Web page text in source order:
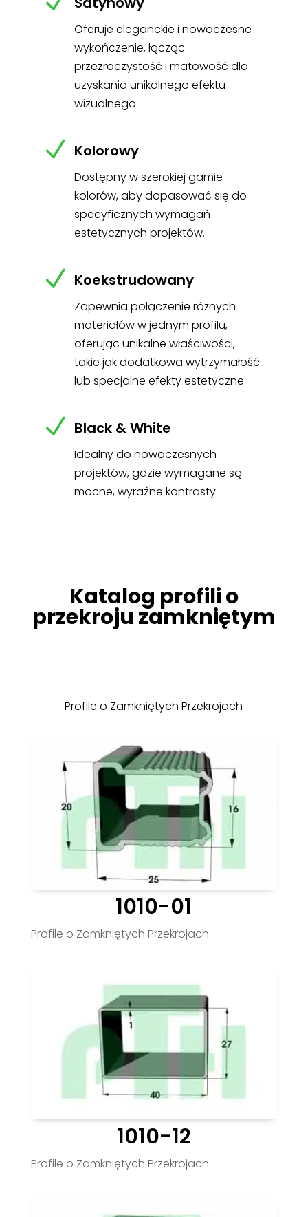
Oferuje eleganckie i nowoczesne
wykończenie, łącząc
przezroczystość i matowość dla
uzyskania unikalnego efektu
wizualnego.
N Kolorowy
Dostępny w szerokiej gamie
kolorów, aby dopasować się do
specyficznych wymagań
estetycznych projektów.
N Koekstrudowany
Zapewnia połączenie różnych
materiałów w jednym profilu,
oferując unikalne właściwości,
takie jak dodatkowa wytrzymałość
lub specjalne efekty estetyczne.
N Black & White
Idealny do nowoczesnych
projektów, gdzie wymagane są
mocne, wyraźne kontrasty.
Katalog profili o
przekroju zamkniętym
Profile o Zamkniętych Przekrojach
1010-01
Profile o Zamkniętych Przekrojach
1010-12
Profile o Zamkniętych Przekrojach